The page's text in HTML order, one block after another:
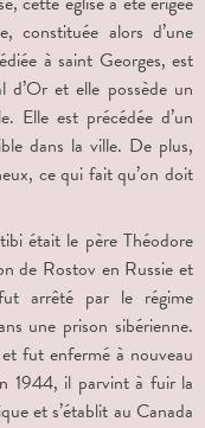
constituée alors d’une
à saint Georges, est
d’Or et elle possède un
Elle est précédée d’un
dans la ville. De plus,
ce qui fait qu’on doit
était le père Théodore
de Rostov en Russie et
arrêté par le régime
une prison sibérienne.
fut enfermé à nouveau
1944, il parvint à fuir la
et s’établit au Canada